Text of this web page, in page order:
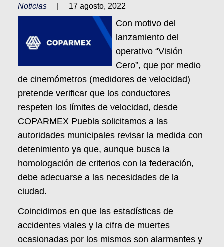
Noticias 17 agosto, 2022
Con motivo del
lanzamiento del
operativo “Visión
Cero”, que por medio
de cinemómetros (medidores de velocidad)
pretende verificar que los conductores
respeten los límites de velocidad, desde
COPARMEX Puebla solicitamos a las
autoridades municipales revisar la medida con
detenimiento ya que, aunque busca la
homologación de criterios con la federación,
debe adecuarse a las necesidades de la
ciudad.
Coincidimos en que las estadísticas de
accidentes viales y la cifra de muertes
ocasionadas por los mismos son alarmantes y